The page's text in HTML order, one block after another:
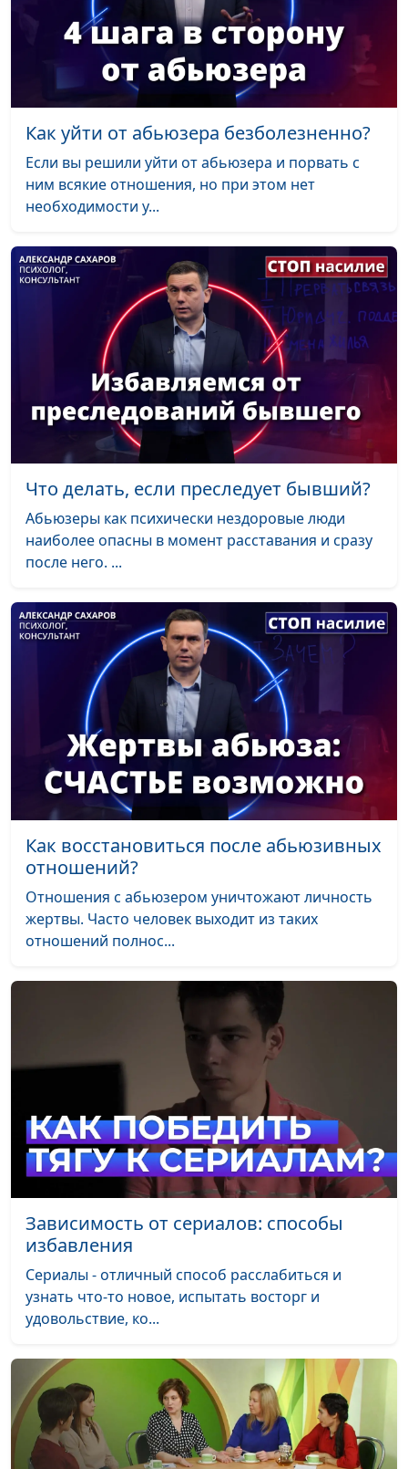
Как уйти от абьюзера безболезненно?
Если вы решили уйти от абьюзера и порвать с
ним всякие отношения, но при этом нет
необходимости у...
Что делать, если преследует бывший?
Абьюзеры как психически нездоровые люди
наиболее опасны в момент расставания и сразу
после него. ...
Как восстановиться после абьюзивных
отношений?
Отношения с абьюзером уничтожают личность
жертвы. Часто человек выходит из таких
отношений полнос...
Зависимость от сериалов: способы
избавления
Сериалы - отличный способ расслабиться и
узнать что-то новое, испытать восторг и
удовольствие, ко...